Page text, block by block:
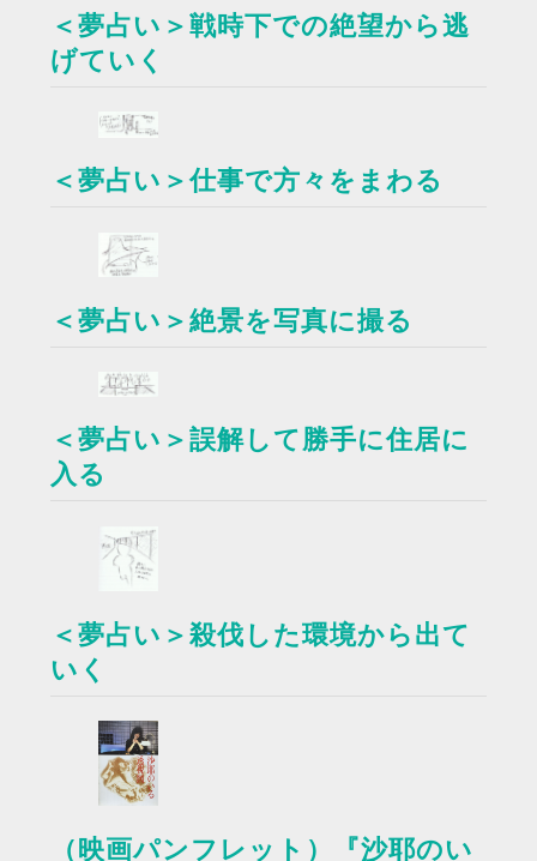
＜夢占い＞戦時下での絶望から逃
げていく
＜夢占い＞仕事で方々をまわる
＜夢占い＞絶景を写真に撮る
＜夢占い＞誤解して勝手に住居に
入る
＜夢占い＞殺伐した環境から出て
いく
（映画パンフレット）『沙耶のい